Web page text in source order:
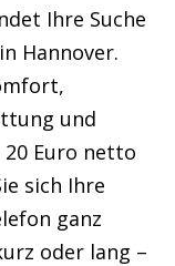
Ihre Suche
Hannover.
und
20 Euro netto
sich Ihre
ganz
oder lang –